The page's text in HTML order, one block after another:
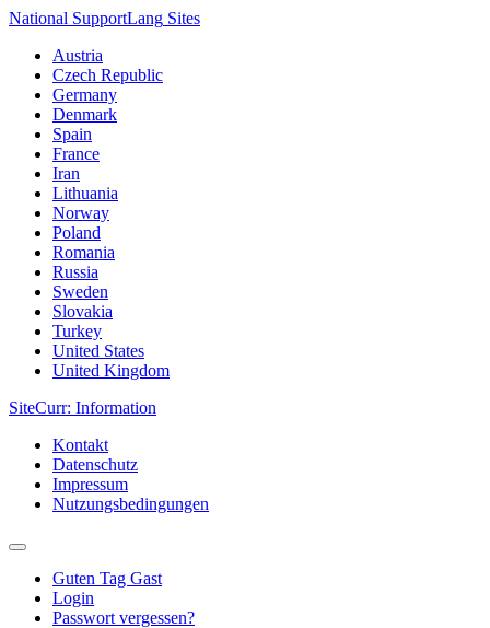
National SupportLang Sites
Austria
Czech Republic
Germany
Denmark
Spain
France
Iran
Lithuania
Norway
Poland
Romania
Russia
Sweden
Slovakia
Turkey
United States
United Kingdom
SiteCurr: Information
Kontakt
Datenschutz
Impressum
Nutzungsbedingungen
Guten Tag Gast
Login
Passwort vergessen?